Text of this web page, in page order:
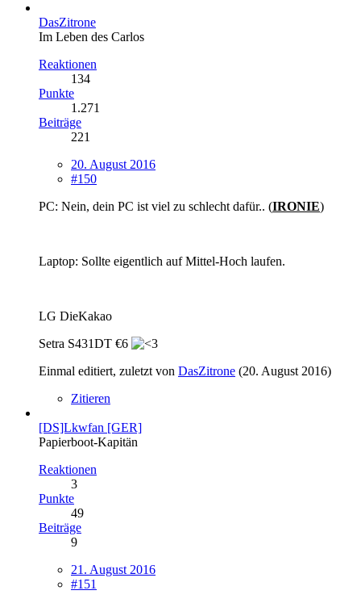
DasZitrone
Im Leben des Carlos
Reaktionen
134
Punkte
1.271
Beiträge
221
20. August 2016
#150
PC: Nein, dein PC ist viel zu schlecht dafür.. (IRONIE)
Laptop: Sollte eigentlich auf Mittel-Hoch laufen.
LG DieKakao
Setra S431DT €6
Einmal editiert, zuletzt von DasZitrone (20. August 2016)
Zitieren
[DS]Lkwfan [GER]
Papierboot-Kapitän
Reaktionen
3
Punkte
49
Beiträge
9
21. August 2016
#151